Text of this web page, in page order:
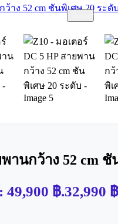
Search
Mat)
านกว้าง 52 cm
49,900 ฿.32,990 ฿